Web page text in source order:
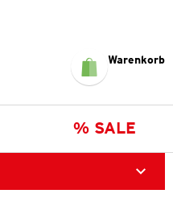
Warenkorb
% SALE